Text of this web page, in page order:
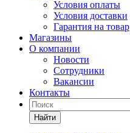
Условия оплаты
Условия доставки
Гарантия на товар
Магазины
О компании
Новости
Сотрудники
Вакансии
Контакты
Найти